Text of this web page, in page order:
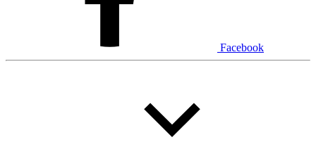
Facebook